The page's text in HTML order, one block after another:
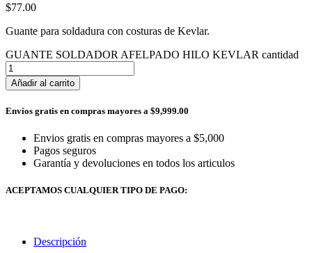
$77.00
Guante para soldadura con costuras de Kevlar.
GUANTE SOLDADOR AFELPADO HILO KEVLAR cantidad
Añadir al carrito
Envíos gratis en compras mayores a $9,999.00
Envios gratis en compras mayores a $5,000
Pagos seguros
Garantía y devoluciones en todos los articulos
ACEPTAMOS CUALQUIER TIPO DE PAGO:
Descripción